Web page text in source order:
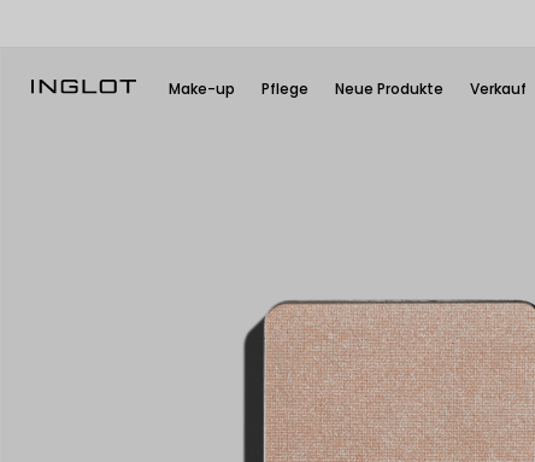
Make-up Pflege Neue Produkte Verkauf